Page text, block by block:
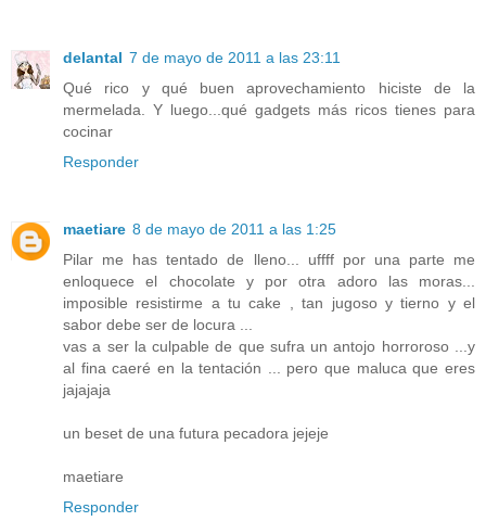
delantal 7 de mayo de 2011 a las 23:11
Qué rico y qué buen aprovechamiento hiciste de la
mermelada. Y luego...qué gadgets más ricos tienes para
cocinar
Responder
maetiare 8 de mayo de 2011 a las 1:25
Pilar me has tentado de lleno... uffff por una parte me
enloquece el chocolate y por otra adoro las moras...
imposible resistirme a tu cake , tan jugoso y tierno y el
sabor debe ser de locura ...
vas a ser la culpable de que sufra un antojo horroroso ...y
al fina caeré en la tentación ... pero que maluca que eres
jajajaja
un beset de una futura pecadora jejeje
maetiare
Responder